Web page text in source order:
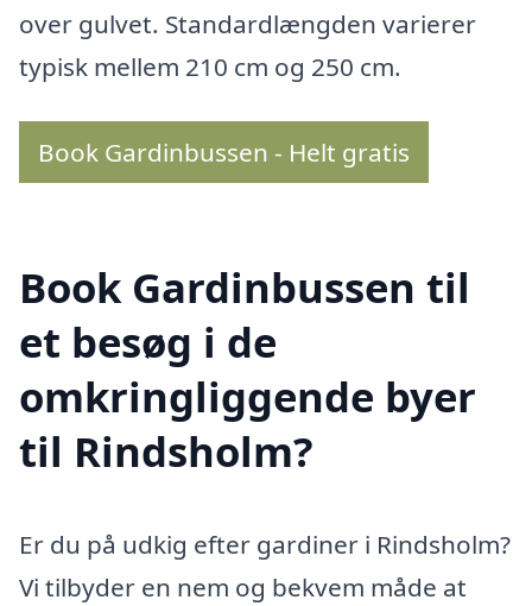
over gulvet. Standardlængden varierer
typisk mellem 210 cm og 250 cm.
Book Gardinbussen - Helt gratis
Book Gardinbussen til
et besøg i de
omkringliggende byer
til Rindsholm?
Er du på udkig efter gardiner i Rindsholm?
Vi tilbyder en nem og bekvem måde at